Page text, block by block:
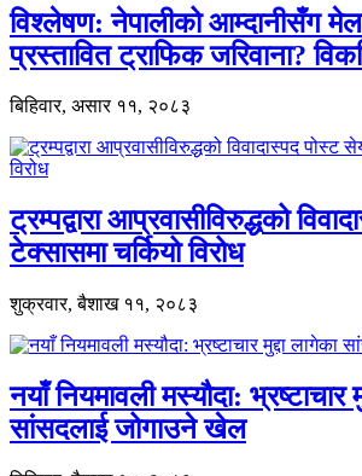
विश्लेषण: नेपालीको आम्दानीसँग
प्रस्तावित ट्राफिक जरिवाना?
बिहिवार, असार ११, २०८३
ट्रम्पद्वारा आप्रवासीविरुद्धको
टेक्सासमा चर्कियो विरोध
शुक्रवार, बैशाख ११, २०८३
नयाँ नियमावली मस्यौदा: भ्रष्टाचार
सांसदलाई जोगाउने खेल